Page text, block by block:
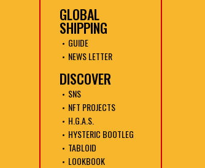
GLOBAL
SHIPPING
GUIDE
NEWS LETTER
DISCOVER
SNS
NFT PROJECTS
H.G.A.S.
HYSTERIC BOOTLEG
TABLOID
LOOKBOOK